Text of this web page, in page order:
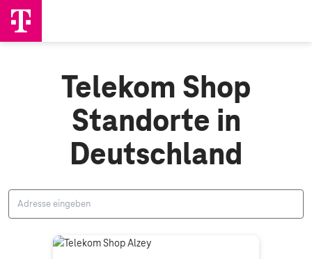
Telekom Shop
Standorte in
Deutschland